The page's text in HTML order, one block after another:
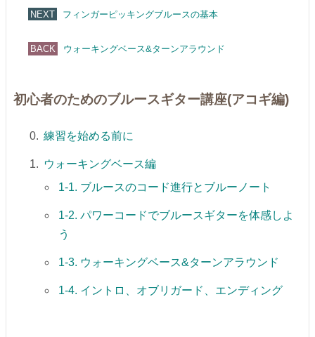
フィンガーピッキングブルースの基本
ウォーキングベース&ターンアラウンド
初心者のためのブルースギター講座(アコギ編)
練習を始める前に
ウォーキングベース編
1-1. ブルースのコード進行とブルーノート
1-2. パワーコードでブルースギターを体感しよ
う
1-3. ウォーキングベース&ターンアラウンド
1-4. イントロ、オブリガード、エンディング